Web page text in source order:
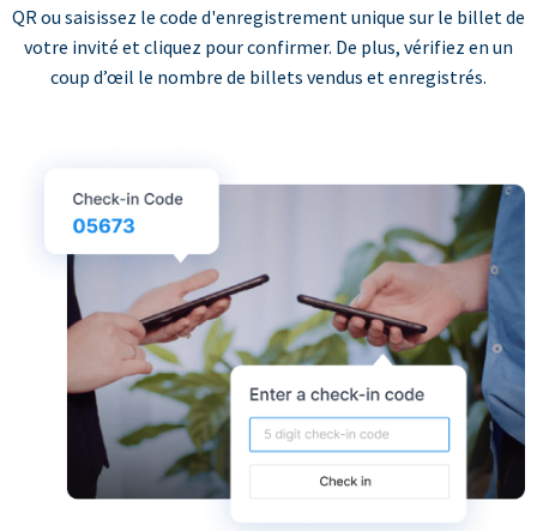
QR ou saisissez le code d'enregistrement unique sur le billet de
votre invité et cliquez pour confirmer. De plus, vérifiez en un
coup d’œil le nombre de billets vendus et enregistrés.